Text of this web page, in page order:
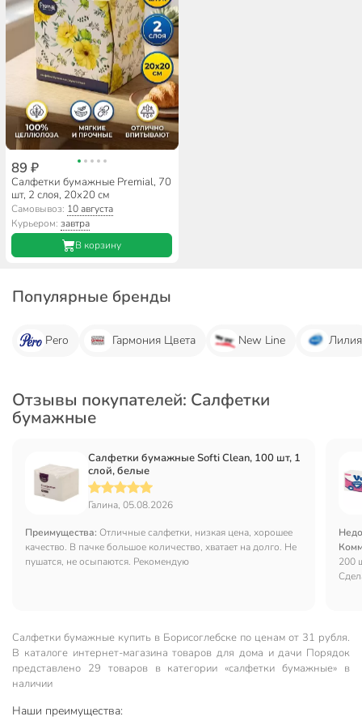
89 ₽
Салфетки бумажные Premial, 70
шт, 2 слоя, 20х20 см
Самовывоз: 10 августа
Курьером:завтра
В корзину
Популярные бренды
Pero Гармония Цвета New Line Лилия
Отзывы покупателей: Салфетки
бумажные
Салфетки бумажные Softi Clean, 100 шт, 1
слой, белые
Галина, 05.08.2026
Преимущества: Отличные салфетки, низкая цена, хорошее
качество. В пачке большое количество, хватает на долго. Не
пушатся, не осыпаются. Рекомендую
200
Салфетки бумажные купить в Борисоглебске по ценам от 31 рубля.
В каталоге интернет-магазина товаров для дома и дачи Порядок
представлено 29 товаров в категории «салфетки бумажные» в
наличии
Наши преимущества: